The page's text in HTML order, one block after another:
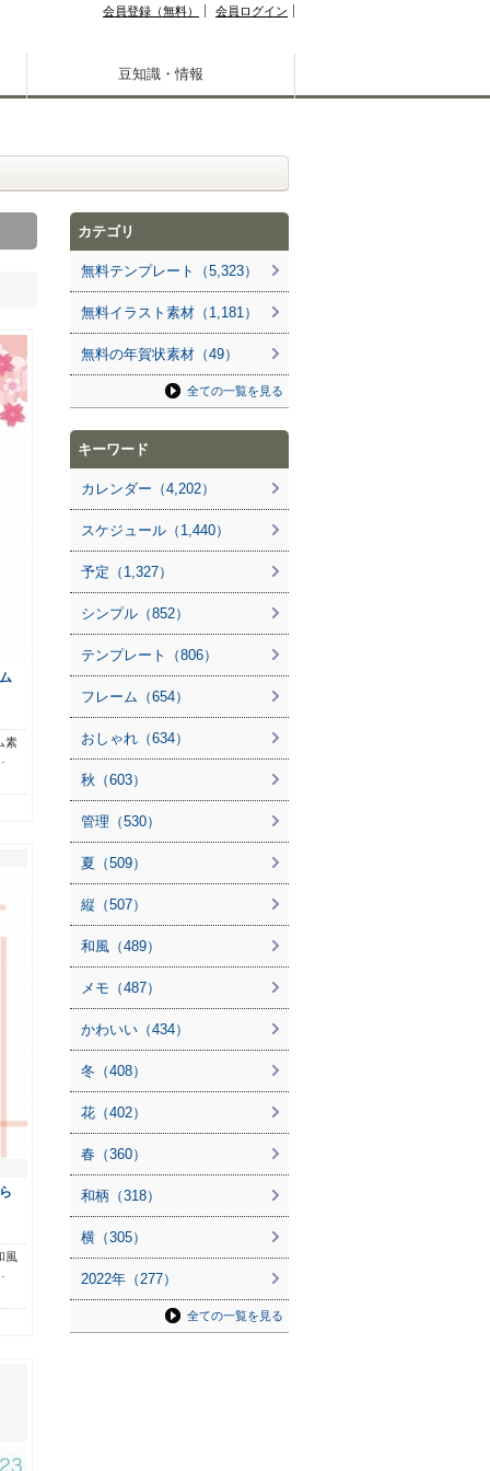
会員登録（無料） 会員ログイン
豆知識・情報
素
風
カテゴリ
無料テンプレート（5,323）
無料イラスト素材（1,181）
無料の年賀状素材（49）
全ての一覧を見る
キーワード
カレンダー（4,202）
スケジュール（1,440）
予定（1,327）
シンプル（852）
テンプレート（806）
フレーム（654）
おしゃれ（634）
秋（603）
管理（530）
夏（509）
縦（507）
和風（489）
メモ（487）
かわいい（434）
冬（408）
花（402）
春（360）
和柄（318）
横（305）
2022年（277）
全ての一覧を見る